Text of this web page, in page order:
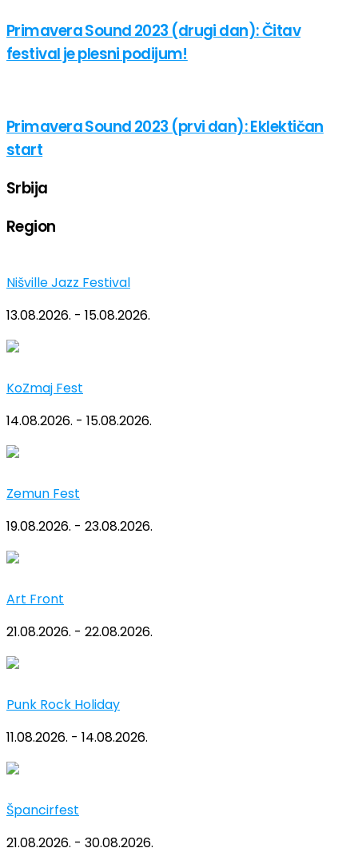
Primavera Sound 2023 (drugi dan): Čitav
festival je plesni podijum!
Primavera Sound 2023 (prvi dan): Eklektičan
start
Srbija
Region
Nišville Jazz Festival
13.08.2026. - 15.08.2026.
KoZmaj Fest
14.08.2026. - 15.08.2026.
Zemun Fest
19.08.2026. - 23.08.2026.
Art Front
21.08.2026. - 22.08.2026.
Punk Rock Holiday
11.08.2026. - 14.08.2026.
Špancirfest
21.08.2026. - 30.08.2026.